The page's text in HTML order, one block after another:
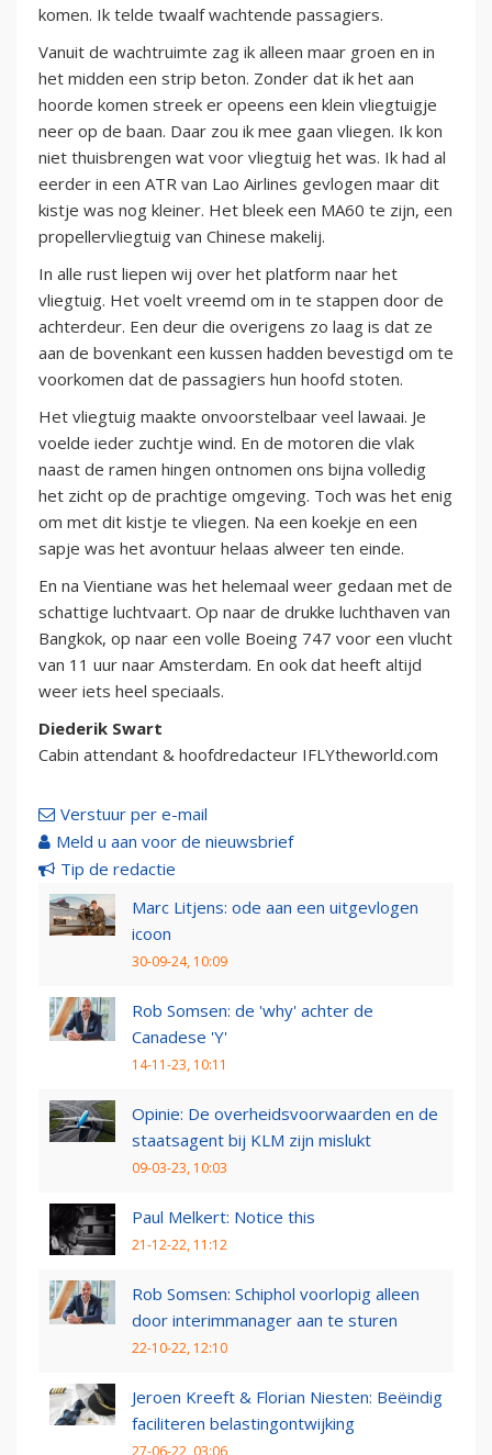
komen. Ik telde twaalf wachtende passagiers.
Vanuit de wachtruimte zag ik alleen maar groen en in
het midden een strip beton. Zonder dat ik het aan
hoorde komen streek er opeens een klein vliegtuigje
neer op de baan. Daar zou ik mee gaan vliegen. Ik kon
niet thuisbrengen wat voor vliegtuig het was. Ik had al
eerder in een ATR van Lao Airlines gevlogen maar dit
kistje was nog kleiner. Het bleek een MA60 te zijn, een
propellervliegtuig van Chinese makelij.
In alle rust liepen wij over het platform naar het
vliegtuig. Het voelt vreemd om in te stappen door de
achterdeur. Een deur die overigens zo laag is dat ze
aan de bovenkant een kussen hadden bevestigd om te
voorkomen dat de passagiers hun hoofd stoten.
Het vliegtuig maakte onvoorstelbaar veel lawaai. Je
voelde ieder zuchtje wind. En de motoren die vlak
naast de ramen hingen ontnomen ons bijna volledig
het zicht op de prachtige omgeving. Toch was het enig
om met dit kistje te vliegen. Na een koekje en een
sapje was het avontuur helaas alweer ten einde.
En na Vientiane was het helemaal weer gedaan met de
schattige luchtvaart. Op naar de drukke luchthaven van
Bangkok, op naar een volle Boeing 747 voor een vlucht
van 11 uur naar Amsterdam. En ook dat heeft altijd
weer iets heel speciaals.
Diederik Swart
Cabin attendant & hoofdredacteur IFLYtheworld.com
Verstuur per e-mail
Meld u aan voor de nieuwsbrief
Tip de redactie
Marc Litjens: ode aan een uitgevlogen
icoon
30-09-24, 10:09
Rob Somsen: de 'why' achter de
Canadese 'Y'
14-11-23, 10:11
Opinie: De overheidsvoorwaarden en de
staatsagent bij KLM zijn mislukt
09-03-23, 10:03
Paul Melkert: Notice this
21-12-22, 11:12
Rob Somsen: Schiphol voorlopig alleen
door interimmanager aan te sturen
22-10-22, 12:10
Jeroen Kreeft & Florian Niesten: Beëindig
faciliteren belastingontwijking
27-06-22, 03:06